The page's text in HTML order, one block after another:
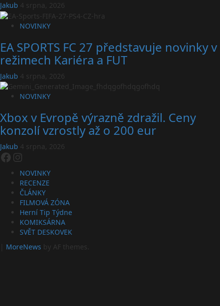
Jakub 4 srpna, 2026
NOVINKY
EA SPORTS FC 27 představuje novinky v
režimech Kariéra a FUT
Jakub 4 srpna, 2026
NOVINKY
Xbox v Evropě výrazně zdražil. Ceny
konzolí vzrostly až o 200 eur
Jakub 4 srpna, 2026
Facebook
Instagram
NOVINKY
RECENZE
ČLÁNKY
FILMOVÁ ZÓNA
Herní Tip Týdne
KOMIKSÁRNA
SVĚT DESKOVEK
MoreNews by AF themes.